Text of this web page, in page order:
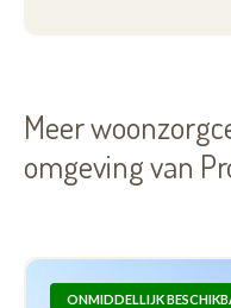
Meer
omgeving van
ONMIDDELLIJK